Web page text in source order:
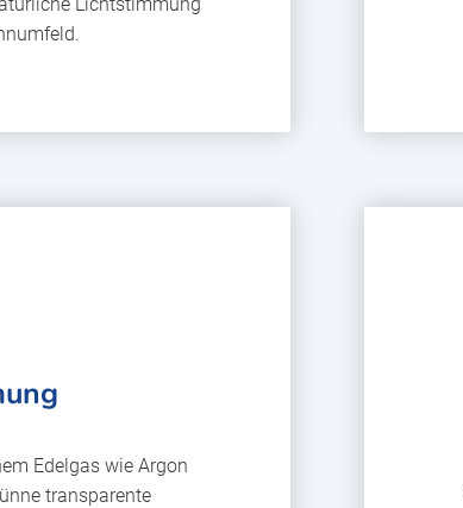
Lichtstimmung
Edelgas wie Argon
transparente